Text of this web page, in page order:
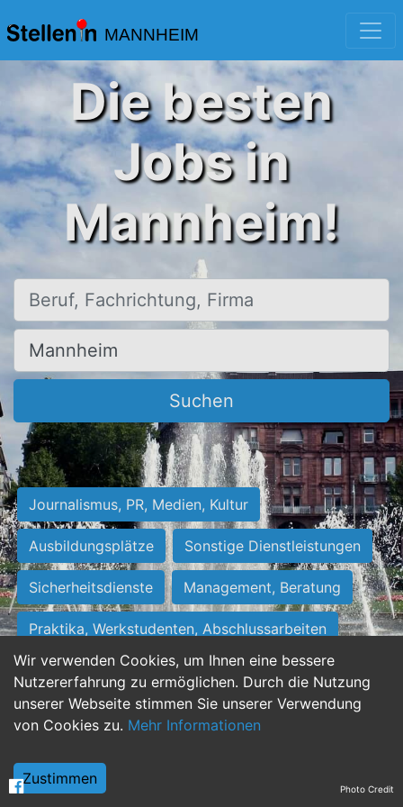
MANNHEIM
Wir verwenden Cookies, um Ihnen eine bessere
Nutzererfahrung zu ermöglichen. Durch die Nutzung
unserer Webseite stimmen Sie unserer Verwendung
von Cookies zu. Mehr Informationen
Zustimmen
Die besten
Jobs in
Mannheim!
Beruf, Fachrichtung, Firma
Ort, Stadt
Suchen
Journalismus, PR, Medien, Kultur
Ausbildungsplätze Sonstige Dienstleistungen
Sicherheitsdienste Management, Beratung
Praktika, Werkstudenten, Abschlussarbeiten
Personalwesen Assistenz, Sekretariat
Hilfskräfte, Aushilfs- und Nebenjobs
Weiterbildung, Studium, duale Ausbildung Photo Credit